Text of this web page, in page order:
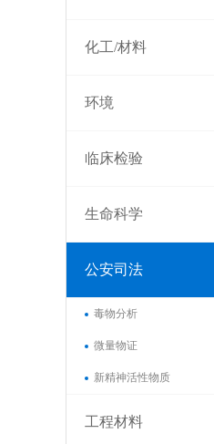
化工/材料
环境
临床检验
生命科学
公安司法
毒物分析
微量物证
新精神活性物质
工程材料